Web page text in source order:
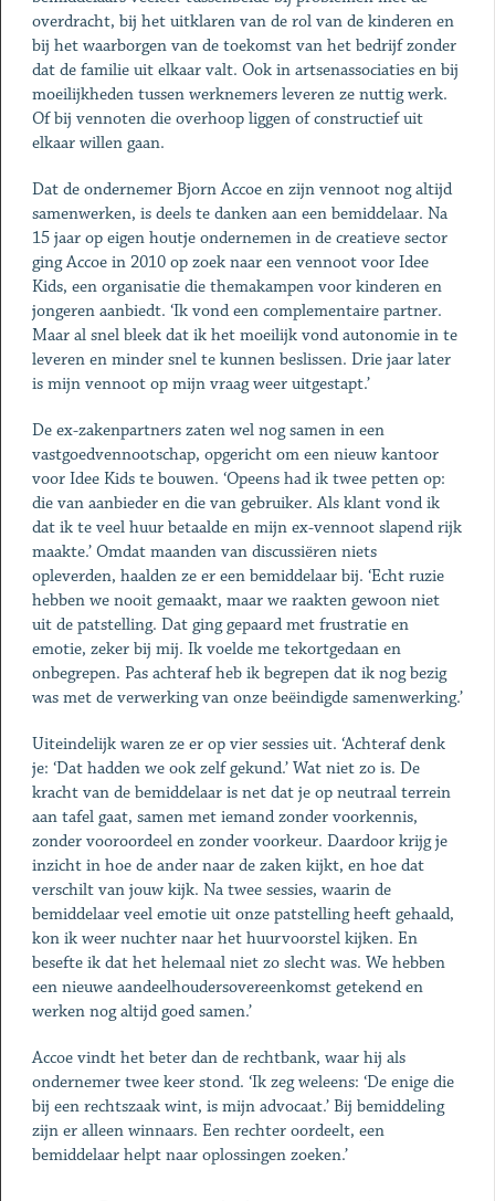
overdracht, bij het uitklaren van de rol van de kinderen en
bij het waarborgen van de toekomst van het bedrijf zonder
dat de familie uit elkaar valt. Ook in artsenassociaties en bij
moeilijkheden tussen werknemers leveren ze nuttig werk.
Of bij vennoten die overhoop liggen of constructief uit
elkaar willen gaan.
Dat de ondernemer Bjorn Accoe en zijn vennoot nog altijd
samenwerken, is deels te danken aan een bemiddelaar. Na
15 jaar op eigen houtje ondernemen in de creatieve sector
ging Accoe in 2010 op zoek naar een vennoot voor Idee
Kids, een organisatie die themakampen voor kinderen en
jongeren aanbiedt. ‘Ik vond een complementaire partner.
Maar al snel bleek dat ik het moeilijk vond autonomie in te
leveren en minder snel te kunnen beslissen. Drie jaar later
is mijn vennoot op mijn vraag weer uitgestapt.’
De ex-zakenpartners zaten wel nog samen in een
vastgoedvennootschap, opgericht om een nieuw kantoor
voor Idee Kids te bouwen. ‘Opeens had ik twee petten op:
die van aanbieder en die van gebruiker. Als klant vond ik
dat ik te veel huur betaalde en mijn ex-vennoot slapend rijk
maakte.’ Omdat maanden van discussiëren niets
opleverden, haalden ze er een bemiddelaar bij. ‘Echt ruzie
hebben we nooit gemaakt, maar we raakten gewoon niet
uit de patstelling. Dat ging gepaard met frustratie en
emotie, zeker bij mij. Ik voelde me tekortgedaan en
onbegrepen. Pas achteraf heb ik begrepen dat ik nog bezig
was met de verwerking van onze beëindigde samenwerking.’
Uiteindelijk waren ze er op vier sessies uit. ‘Achteraf denk
je: ‘Dat hadden we ook zelf gekund.’ Wat niet zo is. De
kracht van de bemiddelaar is net dat je op neutraal terrein
aan tafel gaat, samen met iemand zonder voorkennis,
zonder vooroordeel en zonder voorkeur. Daardoor krijg je
inzicht in hoe de ander naar de zaken kijkt, en hoe dat
verschilt van jouw kijk. Na twee sessies, waarin de
bemiddelaar veel emotie uit onze patstelling heeft gehaald,
kon ik weer nuchter naar het huurvoorstel kijken. En
besefte ik dat het helemaal niet zo slecht was. We hebben
een nieuwe aandeelhoudersovereenkomst getekend en
werken nog altijd goed samen.’
Accoe vindt het beter dan de rechtbank, waar hij als
ondernemer twee keer stond. ‘Ik zeg weleens: ‘De enige die
bij een rechtszaak wint, is mijn advocaat.’ Bij bemiddeling
zijn er alleen winnaars. Een rechter oordeelt, een
bemiddelaar helpt naar oplossingen zoeken.’